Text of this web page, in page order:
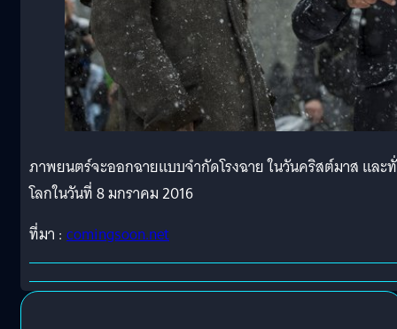
ภาพยนตร์จะออกฉายแบบจำกัดโรงฉาย ในวันคริสต์มาส และ
โลกในวันที่ 8 มกราคม 2016
ที่มา : comingsoon.net